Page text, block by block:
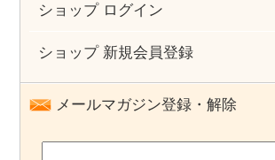
ショップ ログイン
ショップ 新規会員登録
メールマガジン登録・解除